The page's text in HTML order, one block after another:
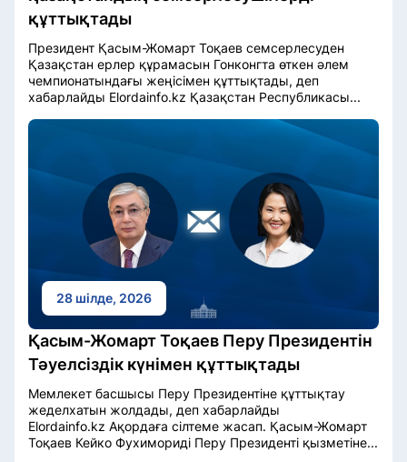
құттықтады
Президент Қасым-Жомарт Тоқаев семсерлесуден
Қазақстан ерлер құрамасын Гонконгта өткен әлем
чемпионатындағы жеңісімен құттықтады, деп
хабарлайды Elordainfo.kz Қазақстан Республикасы...
28 шілде, 2026
Қасым-Жомарт Тоқаев Перу Президентін
Тәуелсіздік күнімен құттықтады
Мемлекет басшысы Перу Президентіне құттықтау
жеделхатын жолдады, деп хабарлайды
Elordainfo.kz Ақордаға сілтеме жасап. Қасым-Жомарт
Тоқаев Кейко Фухимориді Перу Президенті қызметіне...